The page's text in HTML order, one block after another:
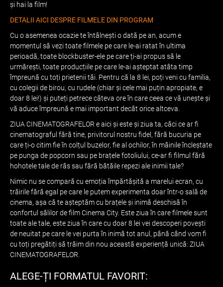
și hai la film!
DETALII AICI DESPRE FILMELE DIN PROGRAM
Cu o asemenea ocazie te întâlnești o dată pe an, acum e
momentul să vezi toate filmele pe care le-ai ratat în ultima
perioadă, toate blockbuster-ele pe care ți-ai propus să le
urmărești, toate producțiile pe care le-ai așteptat atâta timp
împreună cu toți prietenii tăi. Pentru că la 8 lei, poți veni cu familia,
cu colegii de birou, cu rudele (chiar și cele mai puțin apropiate, e
doar 8 lei!) și puteți petrece câteva ore în care ceea ce vă unește și
vă aduce împreună e mai important decât orice altceva.
ZIUA CINEMATOGRAFELOR e aici și este și ziua ta, căci ce ar fi
cinematograful fără tine, privitorul nostru fidel, fără bucuria pe
care ți-o citim fie în colțul buzelor, fie al ochilor, în mâinile încleștate
pe punga de popcorn sau pe brațele fotoliului, ce-ar fi filmul fără
hohotele tale de râs sau fără bătăile repezi ale inimii tale?
Nimic nu se compară cu emoția împărtășită a marelui ecran, cu
trăirile fără egal pe care le putem experimenta doar într-o sală de
cinema, așa că te așteptăm cu brațele și inimă deschisă în
confortul sălilor de film Cinema City. Este ziua în care filmele sunt
toate ale tale, este ziua în care cu doar 8 lei vei descoperi povești
de neuitat pe care le vei purta în inimă tot anul, până când vom fi
cu toți pregătiți să trăim din nou această experiență unică: ZIUA
CINEMATOGRAFELOR.
ALEGE-ȚI FORMATUL FAVORIT: